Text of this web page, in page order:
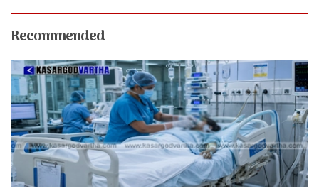
Recommended